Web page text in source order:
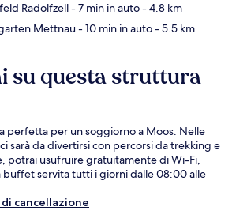
Radolfzell- 7 min in auto- 4.8 km
Mettnau- 10 min in auto- 5.5 km
su questa struttura
perfetta per un soggiorno a Moos. Nelle
sarà da divertirsi con percorsi da trekking e
potrai usufruire gratuitamente di Wi-Fi,
buffet servita tutti i giorni dalle 08:00 alle
cancellazione